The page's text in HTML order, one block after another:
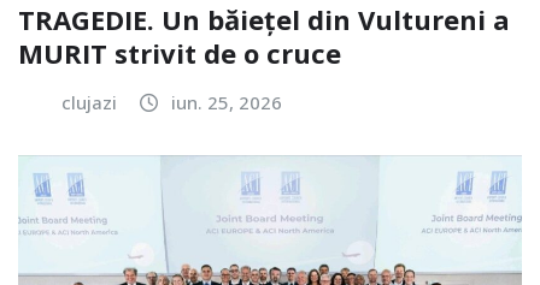
TRAGEDIE. Un băiețel din Vultureni a
MURIT strivit de o cruce
clujazi iun. 25, 2026